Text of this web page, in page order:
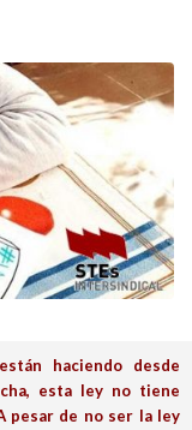
haciendo desde
esta ley no tiene
pesar de no ser la ley